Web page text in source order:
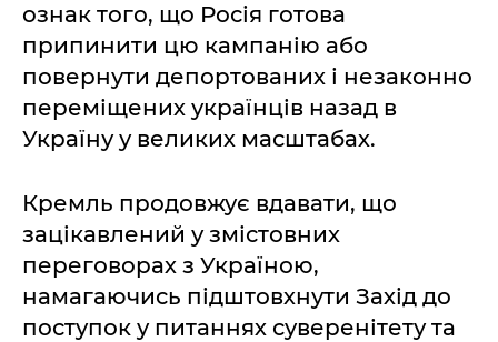
ознак того, що Росія готова
припинити цю кампанію або
повернути депортованих і незаконно
переміщених українців назад в
Україну у великих масштабах.
Кремль продовжує вдавати, що
зацікавлений у змістовних
переговорах з Україною,
намагаючись підштовхнути Захід до
поступок у питаннях суверенітету та